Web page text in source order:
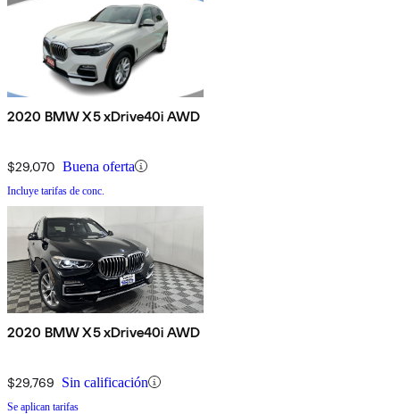
2020 BMW X5 xDrive40i AWD
$29,070 Buena oferta
Incluye tarifas de conc.
2020 BMW X5 xDrive40i AWD
$29,769 Sin calificación
Se aplican tarifas